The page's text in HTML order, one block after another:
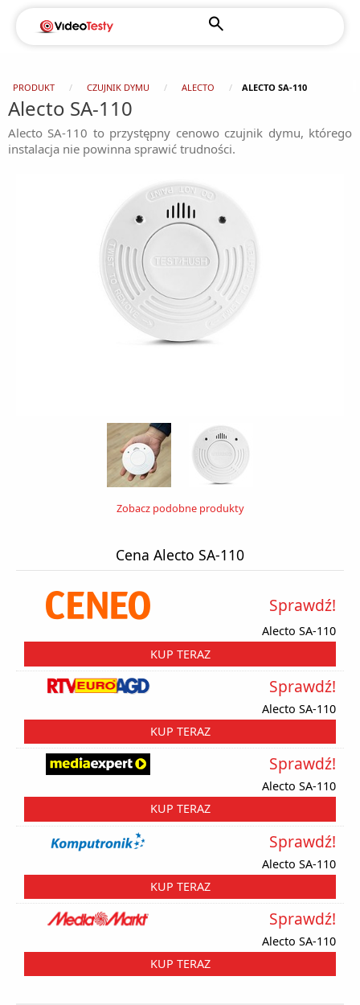
PRODUKT CZUJNIK DYMU ALECTO ALECTO SA-110
Alecto SA-110
Alecto SA-110 to przystępny cenowo czujnik dymu, którego
instalacja nie powinna sprawić trudności.
Zobacz podobne produkty
Cena Alecto SA-110
Alecto SA-110
Sprawdź!
KUP TERAZ
Alecto SA-110
Sprawdź!
KUP TERAZ
Alecto SA-110
Sprawdź!
KUP TERAZ
Alecto SA-110
Sprawdź!
KUP TERAZ
Alecto SA-110
Sprawdź!
KUP TERAZ